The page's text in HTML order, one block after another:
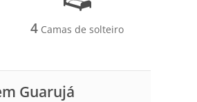
4 Camas de solteiro
Guarujá